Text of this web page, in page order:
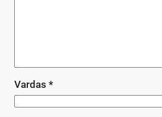
Vardas *